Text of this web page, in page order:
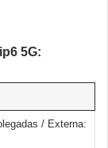
5G:
/ Externa: